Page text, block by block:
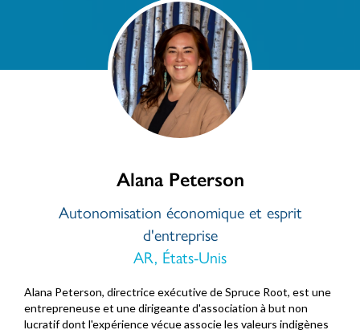
Alana Peterson
Autonomisation économique et esprit
d'entreprise
AR, États-Unis
Alana Peterson, directrice exécutive de Spruce Root, est une
entrepreneuse et une dirigeante d'association à but non
lucratif dont l'expérience vécue associe les valeurs indigènes